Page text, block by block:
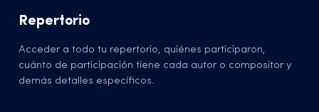
Repertorio
Acceder a todo tu repertorio, quiénes participaron,
cuánto de participación tiene cada autor o compositor y
demás detalles específicos.